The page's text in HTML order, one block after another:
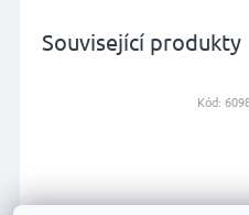
Související produkty
Kód: